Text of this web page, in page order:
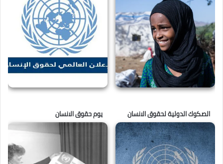
الصكوك الدولية لحقوق الانسان يوم حقوق الانسان